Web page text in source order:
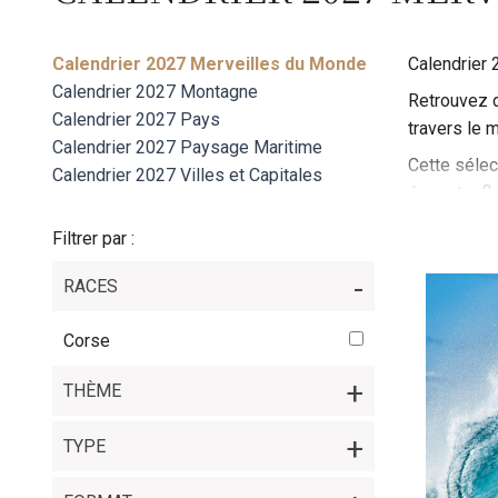
Calendrier 2027 Merveilles du Monde
Calendrier 2027 Montagne
Calendrier 2027 Pays
Calendrier 2027 Paysage Maritime
Calendrier 2027 Villes et Capitales
Filtrer par :
RACES
Corse
THÈME
TYPE
Calendrier
Retrouvez
travers le
Cette
Les
Australie
invitation
Les mois
Muraille
sont
Enfin,